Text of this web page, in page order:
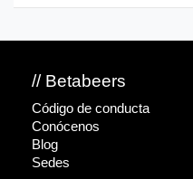
// Betabeers
Código de conducta
Conócenos
Blog
Sedes